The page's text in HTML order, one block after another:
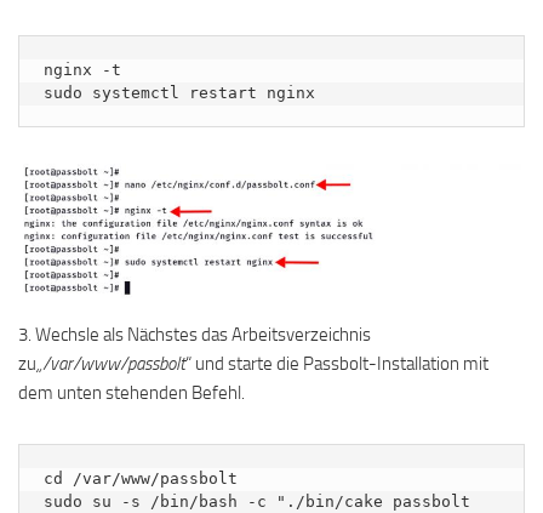
nginx -t
sudo systemctl restart nginx
3. Wechsle als Nächstes das Arbeitsverzeichnis
zu„/var/www/passbolt“ und starte die Passbolt-Installation mit
dem unten stehenden Befehl.
cd /var/www/passbolt
sudo su -s /bin/bash -c "./bin/cake passbolt